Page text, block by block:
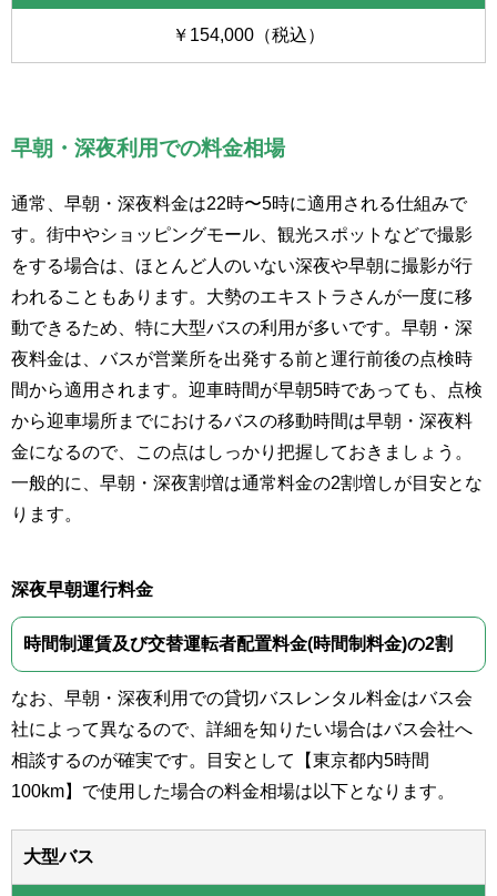
￥154,000（税込）
早朝・深夜利用での料金相場
通常、早朝・深夜料金は22時〜5時に適用される仕組みで
す。街中やショッピングモール、観光スポットなどで撮影
をする場合は、ほとんど人のいない深夜や早朝に撮影が行
われることもあります。大勢のエキストラさんが一度に移
動できるため、特に大型バスの利用が多いです。早朝・深
夜料金は、バスが営業所を出発する前と運行前後の点検時
間から適用されます。迎車時間が早朝5時であっても、点検
から迎車場所までにおけるバスの移動時間は早朝・深夜料
金になるので、この点はしっかり把握しておきましょう。
一般的に、早朝・深夜割増は通常料金の2割増しが目安とな
ります。
深夜早朝運行料金
時間制運賃及び交替運転者配置料金(時間制料金)の2割
なお、早朝・深夜利用での貸切バスレンタル料金はバス会
社によって異なるので、詳細を知りたい場合はバス会社へ
相談するのが確実です。目安として【東京都内5時間
100km】で使用した場合の料金相場は以下となります。
大型バス